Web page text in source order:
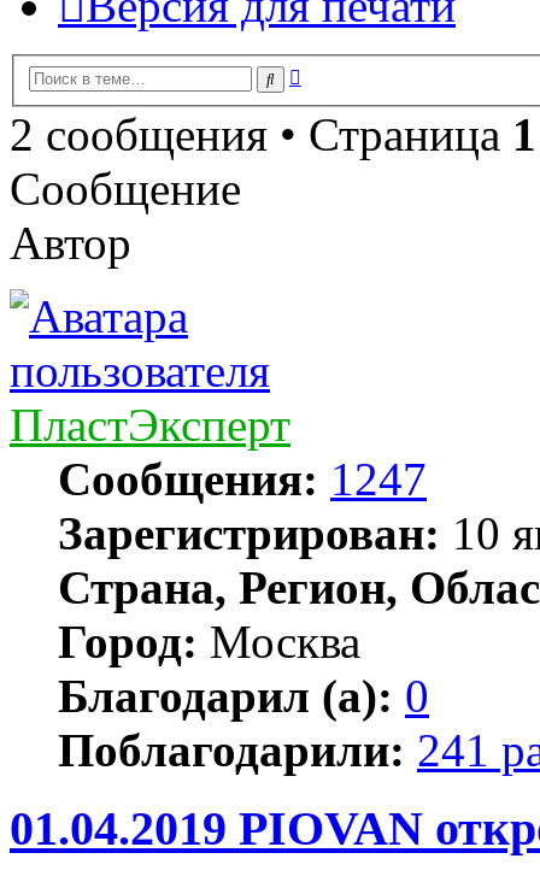
Поиск
2 сообщения • Страница 1
Сообщение
Автор
ПластЭксперт
Сообщения: 1247
Зарегистрирован: 10
Страна, Регион,
Город: Москва
Благодарил (а): 0
Поблагодарили: 241
01.04.2019 PIOVAN